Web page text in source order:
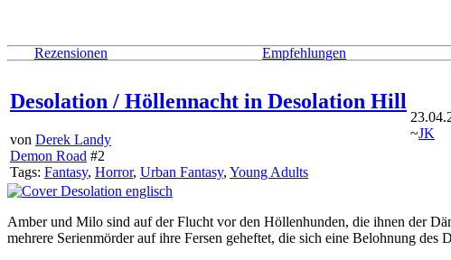
Rezensionen Empfehlungen
Desolation / Höllennacht in Desolation Hill
von Derek Landy
Demon Road #2
Tags: Fantasy, Horror, Urban Fantasy, Young Adults
~JK
Amber und Milo sind auf der Flucht vor den Höllenhunden, die ihnen der
mehrere Serienmörder auf ihre Fersen geheftet, die sich eine Belohnung des